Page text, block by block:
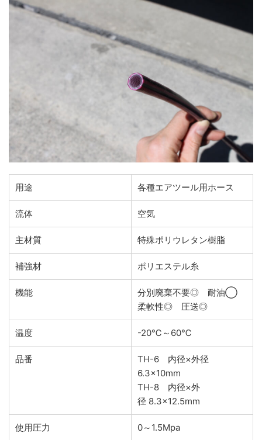
用途 各種エアツール用ホース
流体 空気
主材質 特殊ポリウレタン樹脂
補強材 ポリエステル糸
機能
分別廃棄不要◎ 耐油◯
柔軟性◎ 圧送◎
温度 -20℃～60℃
品番
TH-6 内径×外径
6.3×10mm
TH-8 内径×外
径 8.3×12.5mm
使用圧力 0～1.5Mpa